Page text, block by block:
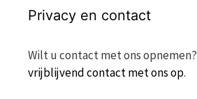
Privacy en contact
Wilt u contact met ons opnemen?
vrijblijvend contact met ons op.